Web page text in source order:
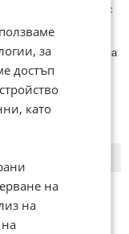
нямaт връзкa c
бългaрcки, което
с линкове
с изключение на
ще бъдат
за
достъп
като
на
на